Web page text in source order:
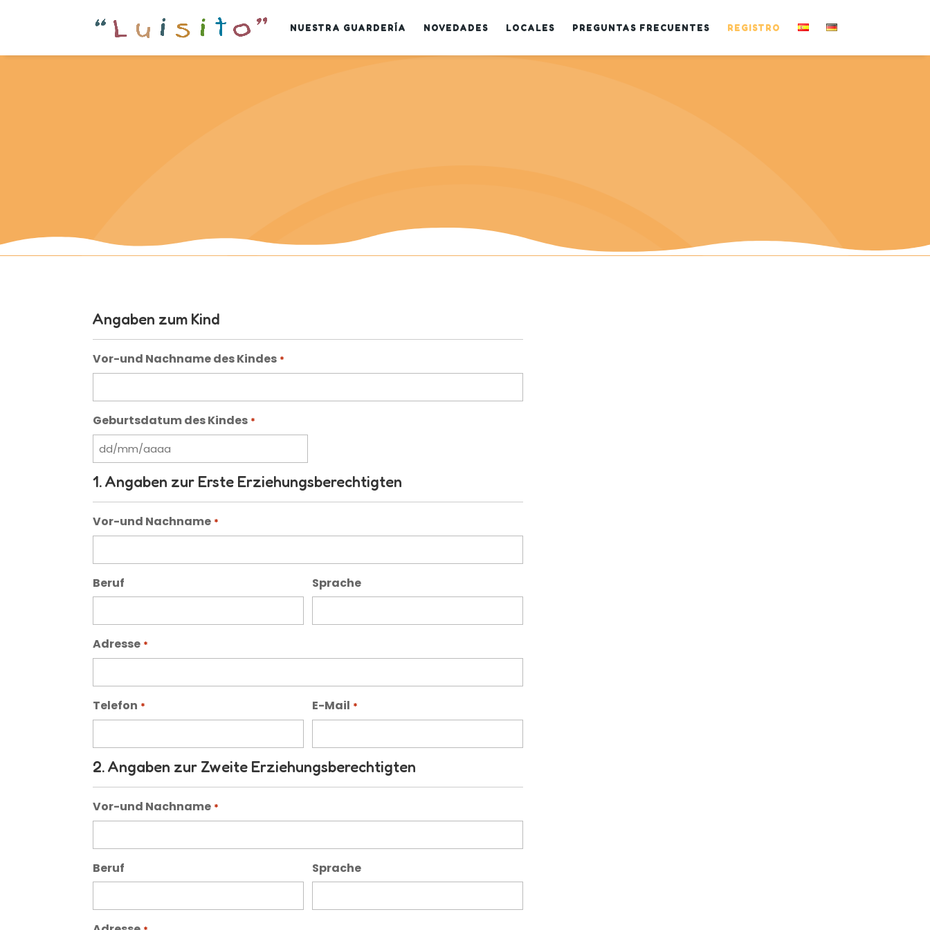
C
NUESTRA GUARDERÍA NOVEDADES LOCALES PREGUNTAS FRECUENTES REGISTRO
Angaben zum Kind
Vor-und Nachname des Kindes *
Geburtsdatum des Kindes *
DD
MM
barra
AAAA
1. Angaben zur Erste Erziehungsberechtigten
Vor-und Nachname *
Beruf Sprache
Adresse *
Telefon * E-Mail *
2. Angaben zur Zweite Erziehungsberechtigten
Vor-und Nachname *
Beruf Sprache